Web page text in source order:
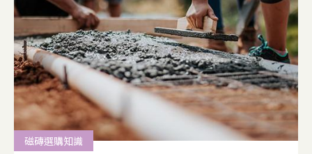
磁磚選購知識